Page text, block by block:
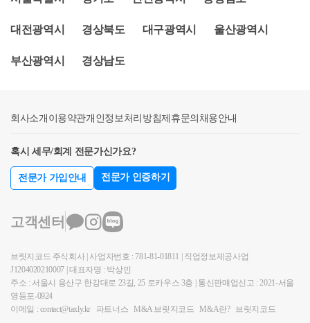
의 거래가액과 실지거래가액과의 차액
시일 현재 일반주택을 소유하고 있을 것별도세대인 피
에 해당할 것일반주택을 상속주택보다 먼저 양도할 것
주택은 안됩니다.상속 당시 기존에 보유하고 있던 주
주택을 보유한 상태에서② 상속 주택을 취득 한 뒤③
일반 주택을 먼저 양도하시는 순서여야 합니다.2번 요
건.별도세대여야 합니다.비과세는 1세대 1주택인 경우
후 모두동일 세대 기준으로 양도세 비과세를 판단하기
합니다.3번 요건선순위상속주택에 해당하여야 합니
다.선순위 상속주택이란,돌아가신 분이 주택이 2채 이
상 있었다면그 중 아래 판단에 따라 선순위 1채만 비과
세 혜택이 가능하다는 의미입니다.선순위 상속주택은
상속주택에 대한 1세대 1주택 비과세가 가능하기 때문
우,일반주택에 대한 양도소득세 특례 제도를 정확히
을 어느 정도의 지분으로 협의를 하셔야 하는지양도소
택으로 인한 비과세 특례 (소득령 제155조 제2항)상속
주택으로 인한 비과세 특례 요건을 살펴보겠습니다.일
반 주택 + 상속 주택 → 일반 주택을 양도할 때일반 주
주택은 상속 개시일 현재보유하고 있던 주택에 대해서
시일 현재 일반주택을 소유하고 있을 것별도세대인 피
상속인으로부터 주택을 상속받을 것선순위 상속주택
에 해당할 것일반주택을 상속주택보다 먼저 양도할 것
양도일 현재 일반주택은 2년 이상 보유요건을 충족할
대전광역시 경상북도 대구광역시 울산광역시
부산광역시 경상남도
회사소개 이용약관개인정보처리방침제휴문의 채용안내
혹시 세무/회계 전문가신가요?
전문가 가입안내 전문가 인증하기
고객센터
브릿지코드 주식회사 | 사업자번호 : 781-81-01811 | 직업정보제공사업
J1204020210007 | 대표자명 : 박상민
주소 : 서울시 용산구 한강대로 23길, 25 로카우스 3층 | 통신판매업신고 : 2021-서울
영등포-0924
이메일 : contact@taxly.kr
파트너스 M&A 브릿지코드 M&A란? 브릿지코드